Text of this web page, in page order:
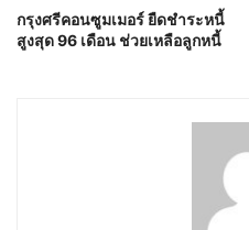
กรุงศรีคอนซูมเมอร์ ยืดชำระหนี้
สูงสุด 96 เดือน ช่วยเหลือลูกหนี้